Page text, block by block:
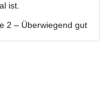
ist.
2 – Überwiegend gut